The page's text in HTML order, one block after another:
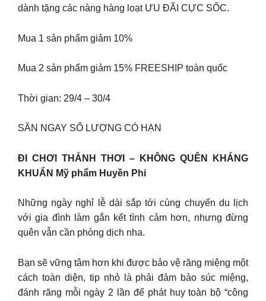
dành tặng các nàng hàng loạt ƯU ĐÃI CỰC SỐC.
Mua 1 sản phẩm giảm 10%
Mua 2 sản phẩm giảm 15% FREESHIP toàn quốc
Thời gian: 29/4 – 30/4
SĂN NGAY SỐ LƯỢNG CÓ HẠN
ĐI CHƠI THẢNH THƠI – KHÔNG QUÊN KHÁNG
KHUẨN Mỹ phẩm Huyền Phi
Những ngày nghỉ lễ dài sắp tới cùng chuyến du lịch
với gia đình làm gắn kết tình cảm hơn, nhưng đừng
quên vẫn cần phòng dịch nha.
Bạn sẽ vững tâm hơn khi được bảo vệ răng miệng một
cách toàn diện, tip nhỏ là phải đảm bảo súc miệng,
đánh răng mỗi ngày 2 lần để phát huy toàn bộ “công